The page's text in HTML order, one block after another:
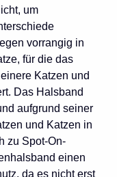
um
vorrangig in
für die das
Katzen und
Das Halsband
aufgrund seiner
und Katzen in
zu Spot-On-
einen
da es nicht erst